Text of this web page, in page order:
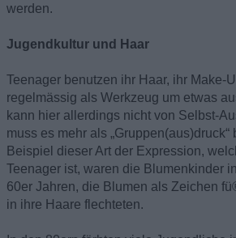
werden.
Jugendkultur und Haar
Teenager benutzen ihr Haar, ihr Make-
regelmässig als Werkzeug um etwas
kann hier allerdings nicht von Selbst-
muss es mehr als
Beispiel dieser Art der Expression,
Teenager ist, waren die Blumenkinder
60er Jahren, die Blumen als Zeichen
in ihre Haare flechteten.